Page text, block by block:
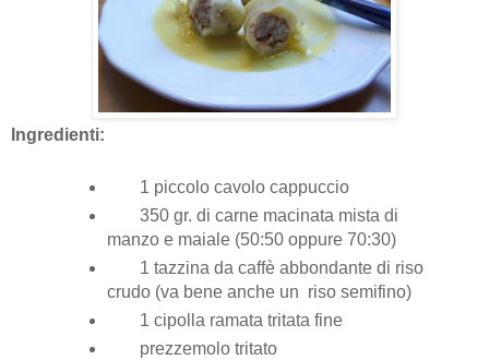
Ingredienti:
1 piccolo cavolo cappuccio
350 gr. di carne macinata mista di
manzo e maiale (50:50 oppure 70:30)
1 tazzina da caffè abbondante di riso
crudo (va bene anche un riso semifino)
1 cipolla ramata tritata fine
prezzemolo tritato